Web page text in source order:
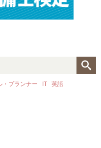
・プランナー IT 英語